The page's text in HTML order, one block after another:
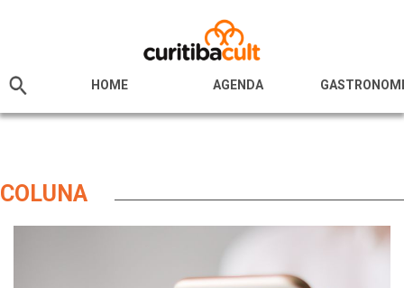
HOME AGENDA
COLUNA